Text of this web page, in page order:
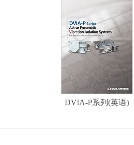
DVIA-P系列(英语)